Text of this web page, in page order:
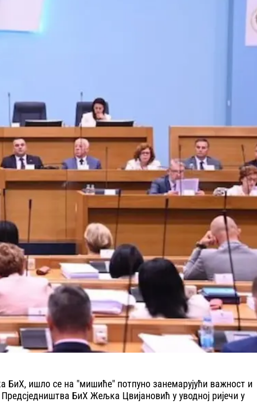
ишло се на "мишиће" потпуно занемарујући важност и
БиХ Жељка Цвијановић у уводној ријечи у